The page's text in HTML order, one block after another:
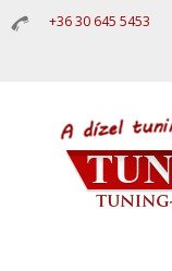
+36 30 645 5453